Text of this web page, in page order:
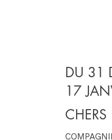
DU 31
17
CHERS